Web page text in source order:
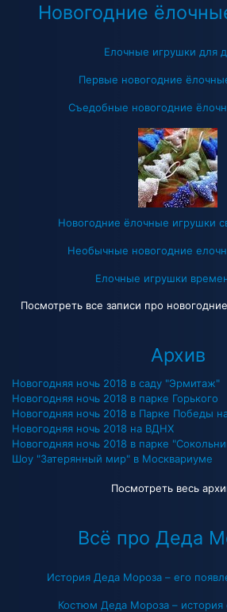
Новогодние
Елочные игрушки для
Первые новогодние
Съедобные новогодние
Новогодние ёлочные игрушки
Необычные новогодние
Елочные игрушки
Посмотреть все записи про
Архив
Новогодняя ночь 2018 в саду "Эрмитаж"
Новогодняя ночь 2018 в парке Горького
Новогодняя ночь 2018 в Парке Победы
Новогодняя ночь 2018 на ВДНХ
Новогодняя ночь 2018 в парке
Шоу "Затерянный мир" в Москвариуме
Посмотреть весь
Всё про Деда
История Деда Мороза – его
Костюм Деда Мороза – история